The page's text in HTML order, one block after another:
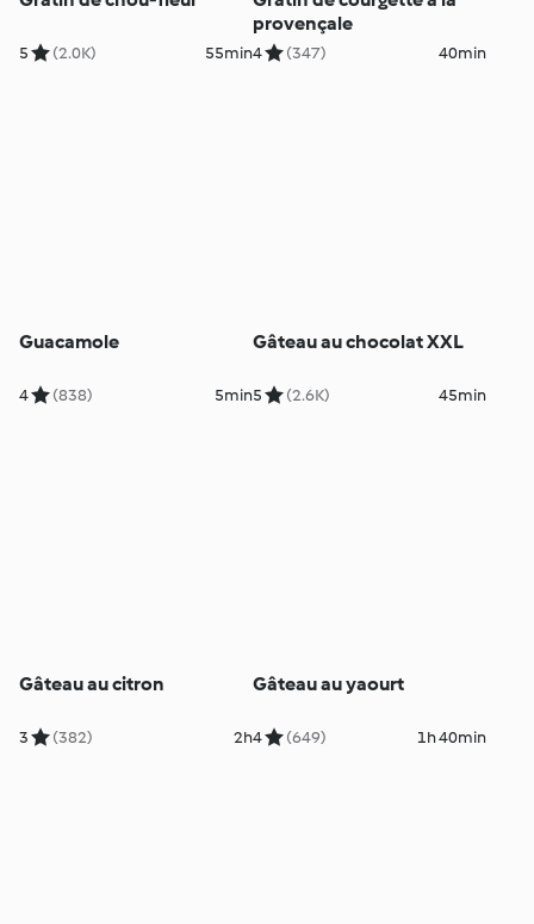
5 (2.0K) 55min
provençale
4 (347) 40min
Guacamole
4 (838) 5min
Gâteau au chocolat XXL
5 (2.6K) 45min
Gâteau au citron
3 (382) 2h
Gâteau au yaourt
4 (649) 1h 40min